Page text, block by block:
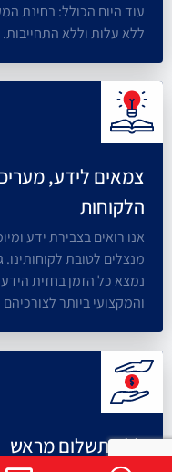
עוד היום הכולל: בחינת
ללא עלות וללא התחייבות.
צמאים לידע,
הלקוחות
אנו רואים בצבירת ידע
מנצלים לטובת
נמצא כל הזמן בחזית
והמקצועי ביותר
ללא תשלום מראש